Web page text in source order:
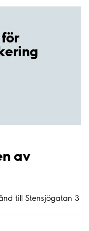
av
till Stensjögatan 3